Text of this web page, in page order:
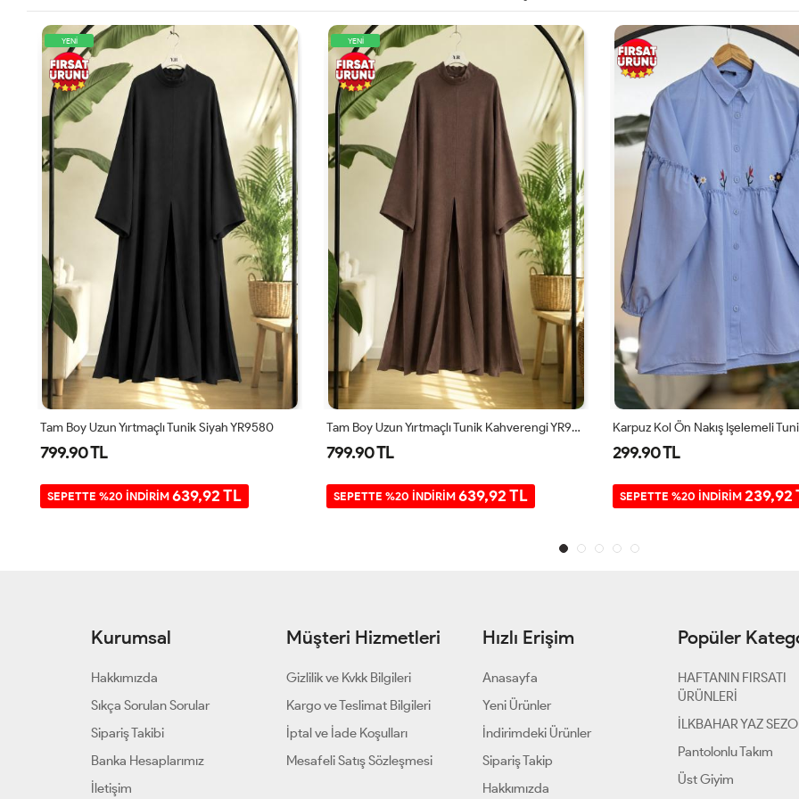
YENİ
Tam Boy Uzun Yırtmaçlı Tunik Siyah YR9580
799.90 TL
SEPETTE %20 İNDİRİM 639,92 TL
YENİ
Tam Boy Uzun Yırtmaçlı Tunik Kahverengi YR9580
799.90 TL
SEPETTE %20 İNDİRİM 639,92 TL
299.90 TL
SEPETTE %20 İNDİRİM 239,92
Kurumsal
Hakkımızda
Sıkça Sorulan Sorular
Sipariş Takibi
Banka Hesaplarımız
İletişim
Müşteri Hizmetleri
Gizlilik ve Kvkk Bilgileri
Kargo ve Teslimat Bilgileri
İptal ve İade Koşulları
Mesafeli Satış Sözleşmesi
Hızlı Erişim
Anasayfa
Yeni Ürünler
İndirimdeki Ürünler
Sipariş Takip
Hakkımızda
Popüler
HAFTANIN FIRSATI
ÜRÜNLERİ
İLKBAHAR YAZ
Pantolonlu Takım
Üst Giyim